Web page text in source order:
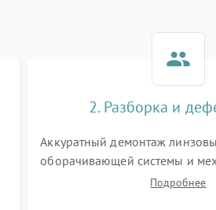
2. Разборка и
Аккуратный демонтаж
оборачивающей системы и
спецключами. ОсмотрПодробнее